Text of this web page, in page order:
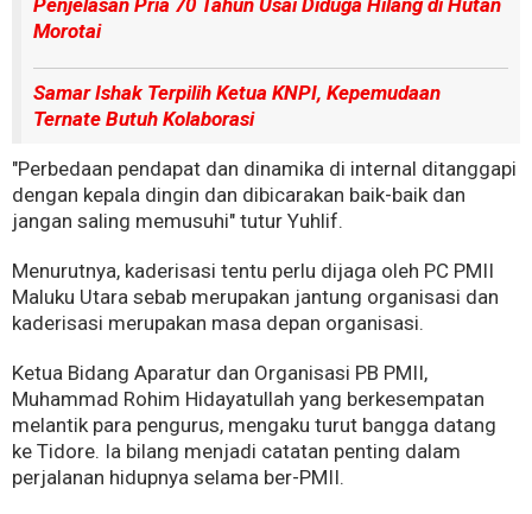
Penjelasan Pria 70 Tahun Usai Diduga Hilang di Hutan
Morotai
Samar Ishak Terpilih Ketua KNPI, Kepemudaan
Ternate Butuh Kolaborasi
"Perbedaan pendapat dan dinamika di internal ditanggapi
dengan kepala dingin dan dibicarakan baik-baik dan
jangan saling memusuhi" tutur Yuhlif.
Menurutnya, kaderisasi tentu perlu dijaga oleh PC PMII
Maluku Utara sebab merupakan jantung organisasi dan
kaderisasi merupakan masa depan organisasi.
Ketua Bidang Aparatur dan Organisasi PB PMII,
Muhammad Rohim Hidayatullah yang berkesempatan
melantik para pengurus, mengaku turut bangga datang
ke Tidore. Ia bilang menjadi catatan penting dalam
perjalanan hidupnya selama ber-PMII.